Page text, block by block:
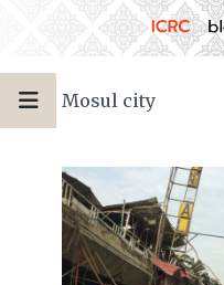
Mosul city